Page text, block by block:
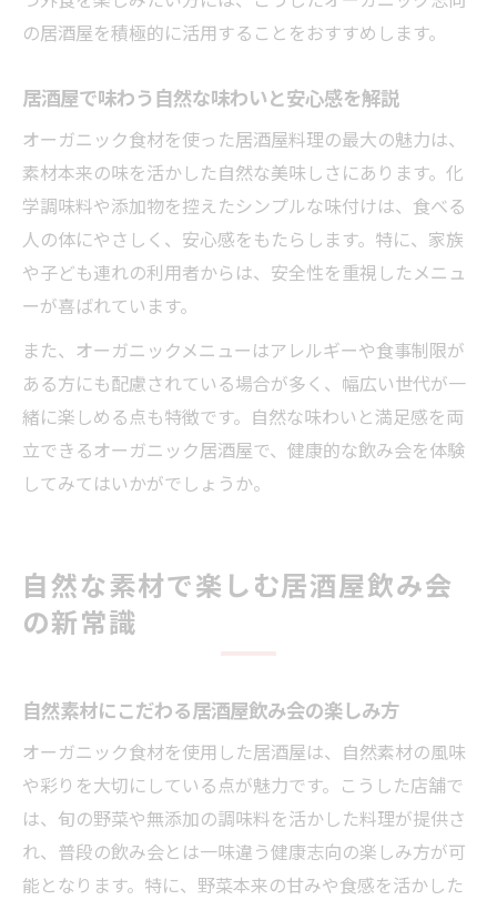
の居酒屋を積極的に活用することをおすすめします。
居酒屋で味わう自然な味わいと安心感を解説
オーガニック食材を使った居酒屋料理の最大の魅力は、
素材本来の味を活かした自然な美味しさにあります。化
学調味料や添加物を控えたシンプルな味付けは、食べる
人の体にやさしく、安心感をもたらします。特に、家族
や子ども連れの利用者からは、安全性を重視したメニュ
ーが喜ばれています。
また、オーガニックメニューはアレルギーや食事制限が
ある方にも配慮されている場合が多く、幅広い世代が一
緒に楽しめる点も特徴です。自然な味わいと満足感を両
立できるオーガニック居酒屋で、健康的な飲み会を体験
してみてはいかがでしょうか。
自然な素材で楽しむ居酒屋飲み会
の新常識
自然素材にこだわる居酒屋飲み会の楽しみ方
オーガニック食材を使用した居酒屋は、自然素材の風味
や彩りを大切にしている点が魅力です。こうした店舗で
は、旬の野菜や無添加の調味料を活かした料理が提供さ
れ、普段の飲み会とは一味違う健康志向の楽しみ方が可
能となります。特に、野菜本来の甘みや食感を活かした